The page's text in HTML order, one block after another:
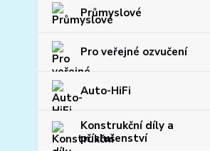
Průmyslové
Pro veřejné ozvučení
Auto-HiFi
Konstrukční díly a
příslušenství